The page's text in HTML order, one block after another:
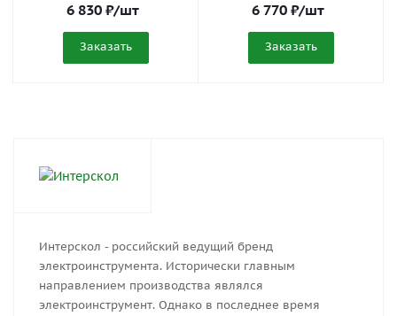
6 830 ₽/шт
Заказать
6 770 ₽/шт
Заказать
Интерскол - российский ведущий бренд
электроинструмента. Исторически главным
направлением производства являлся
электроинструмент. Однако в последнее время